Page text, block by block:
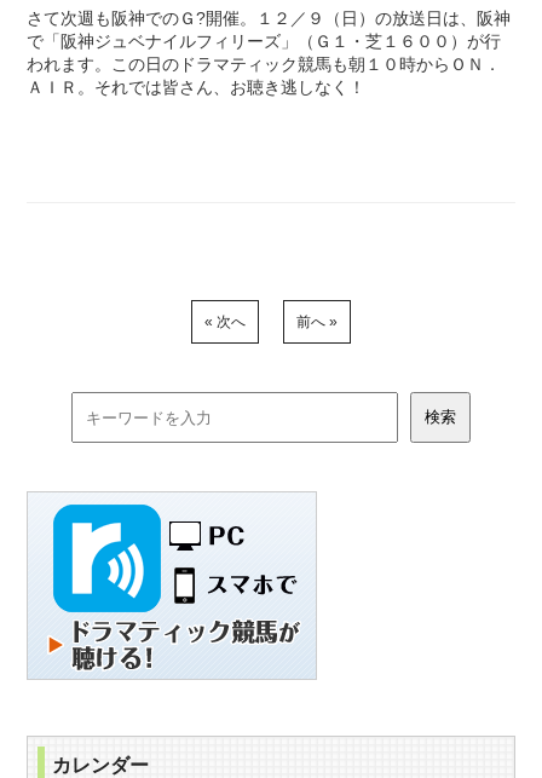
さて次週も阪神でのＧ?開催。１２／９（日）の放送日は、阪神
で「阪神ジュベナイルフィリーズ」（Ｇ１・芝１６００）が行
われます。この日のドラマティック競馬も朝１０時からＯＮ．
ＡＩＲ。それでは皆さん、お聴き逃しなく！
« 次へ 前へ »
カレンダー